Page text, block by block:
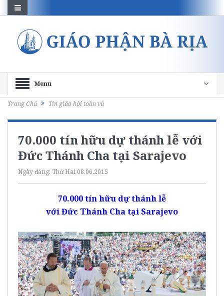
Menu
Trang Chủ Tin giáo hội toàn vũ
70.000 tín hữu dự thánh lễ với
Đức Thánh Cha tại Sarajevo
Ngày đăng: Thứ Hai 08.06.2015
70.000 tín hữu dự thánh lễ
với Đức Thánh Cha tại Sarajevo